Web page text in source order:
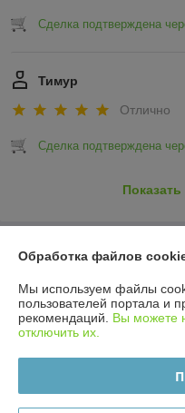
Сделка подтверждена
Тимур
Отлично
Сделка подтверждена
О нас
Контакты
Доставка и оплата
Обработка файлов
Мы используем файлы
пользователей портала и
рекомендаций. Вы можете
отключить их.